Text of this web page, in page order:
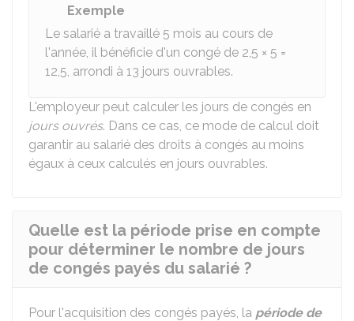
Exemple
Le salarié a travaillé 5 mois au cours de
l'année, il bénéficie d'un congé de 2,5 × 5 =
12,5, arrondi à 13 jours ouvrables.
L'employeur peut calculer les jours de congés en
jours ouvrés. Dans ce cas, ce mode de calcul doit
garantir au salarié des droits à congés au moins
égaux à ceux calculés en jours ouvrables.
Quelle est la période prise en compte
pour déterminer le nombre de jours
de congés payés du salarié ?
Pour l'acquisition des congés payés, la période de